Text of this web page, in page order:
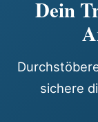
Dein
sichere